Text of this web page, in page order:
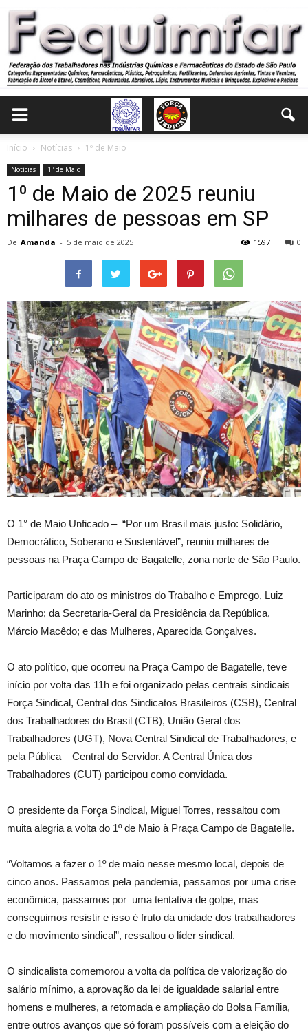
Início Notícias 1º de Maio
Notícias 1º de Maio
1⁰ de Maio de 2025 reuniu
milhares de pessoas em SP
De Amanda - 5 de maio de 2025 0
1597
O 1° de Maio Unficado – “Por um Brasil mais justo: Solidário,
Democrático, Soberano e Sustentável”, reuniu milhares de
pessoas na Praça Campo de Bagatelle, zona norte de São Paulo.
Participaram do ato os ministros do Trabalho e Emprego, Luiz
Marinho; da Secretaria-Geral da Presidência da República,
Márcio Macêdo; e das Mulheres, Aparecida Gonçalves.
O ato político, que ocorreu na Praça Campo de Bagatelle, teve
início por volta das 11h e foi organizado pelas centrais sindicais
Força Sindical, Central dos Sindicatos Brasileiros (CSB), Central
dos Trabalhadores do Brasil (CTB), União Geral dos
Trabalhadores (UGT), Nova Central Sindical de Trabalhadores, e
pela Pública – Central do Servidor. A Central Única dos
Trabalhadores (CUT) participou como convidada.
O presidente da Força Sindical, Miguel Torres, ressaltou com
muita alegria a volta do 1º de Maio à Praça Campo de Bagatelle.
“Voltamos a fazer o 1º de maio nesse mesmo local, depois de
cinco anos. Passamos pela pandemia, passamos por uma crise
econômica, passamos por uma tentativa de golpe, mas
conseguimos resistir e isso é fruto da unidade dos trabalhadores
e do movimento sindical”, ressaltou o líder sindical.
O sindicalista comemorou a volta da política de valorização do
salário mínimo, a aprovação da lei de igualdade salarial entre
homens e mulheres, a retomada e ampliação do Bolsa Família,
entre outros avanços que só foram possíveis com a eleição do